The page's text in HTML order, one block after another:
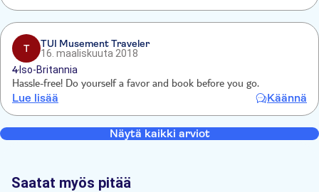
T
TUI Musement Traveler
16. maaliskuuta 2018
4 Iso-Britannia
Hassle-free! Do yourself a favor and book before you go.
Lue lisää Käännä
Näytä kaikki arviot
Saatat myös pitää